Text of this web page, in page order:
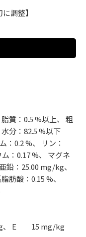
調整】
質：0.5 %以上、 粗
分：82.5 %以下
：0.2 %、 リン：
：0.17 %、 マグネ
鉛：25.00 mg/kg、
肪酸：0.15 %、
、 E 15 mg/kg